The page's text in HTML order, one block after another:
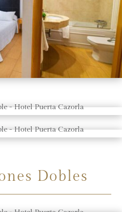
Dobles